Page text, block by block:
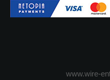
www.wire-